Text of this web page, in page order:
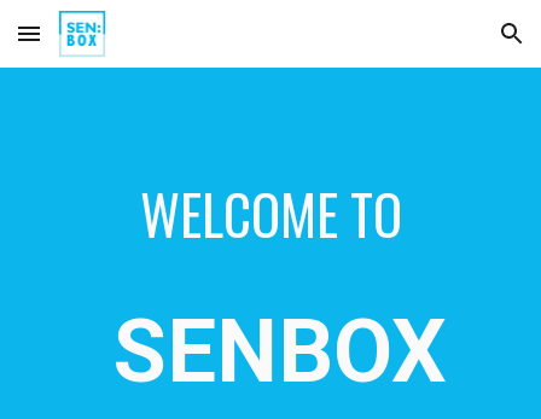
Skip to main content Skip to navigation
WELCOME TO
SENBOX